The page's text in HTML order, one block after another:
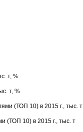
т, %
т, %
(ТОП 10) в 2015 г., тыс. т
(ТОП 10) в 2015 г., тыс. т